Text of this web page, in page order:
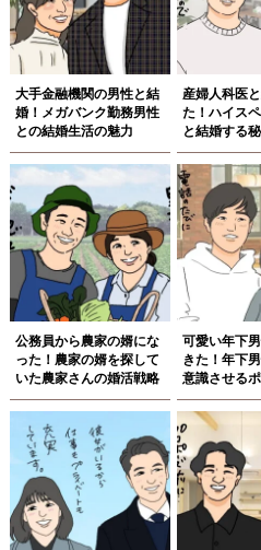
大手金融機関の男性と結
婚！メガバンク勤務男性
との結婚生活の魅力
産婦人科医
た！ハイス
と結婚する
公務員から農家の婿にな
った！農家の婿を探して
いた農家さんの婚活戦略
可愛い年下
きた！年下
意識させる